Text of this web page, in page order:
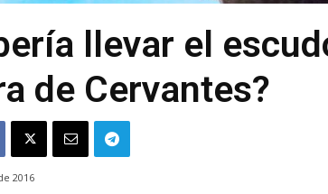
llevar el
de Cervantes?
2016